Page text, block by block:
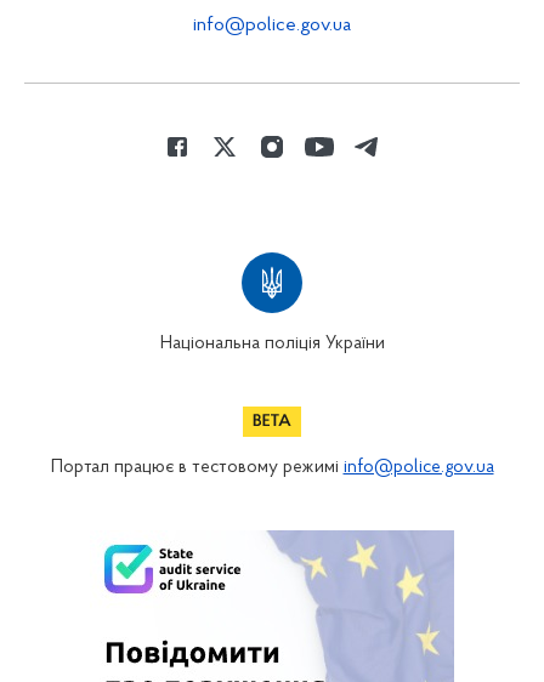
info@police.gov.ua
Національна поліція України
Портал працює в тестовому режимі info@police.gov.ua